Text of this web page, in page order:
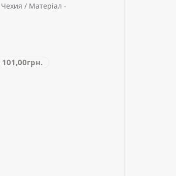
Чехия / Матеріал -
101,00грн.